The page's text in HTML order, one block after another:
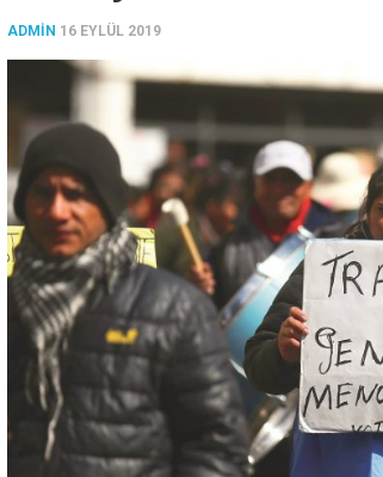
ADMIN 16 EYLÜL 2019